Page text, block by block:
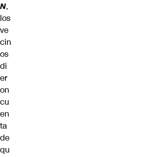
N,
los
ve
cin
os
di
er
on
cu
en
ta
de
qu